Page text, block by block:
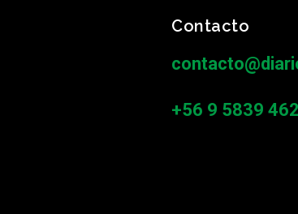
Contacto
+56 9 5839